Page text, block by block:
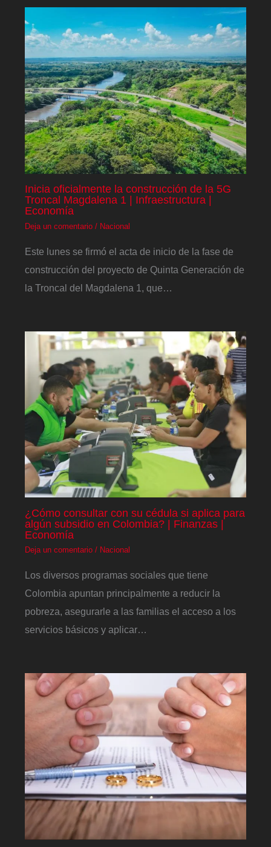
Inicia oficialmente la construcción de la 5G
Troncal Magdalena 1 | Infraestructura |
Economía
Deja un comentario / Nacional
Este lunes se firmó el acta de inicio de la fase de
construcción del proyecto de Quinta Generación de
la Troncal del Magdalena 1, que…
¿Cómo consultar con su cédula si aplica para
algún subsidio en Colombia? | Finanzas |
Economía
Deja un comentario / Nacional
Los diversos programas sociales que tiene
Colombia apuntan principalmente a reducir la
pobreza, asegurarle a las familias el acceso a los
servicios básicos y aplicar…